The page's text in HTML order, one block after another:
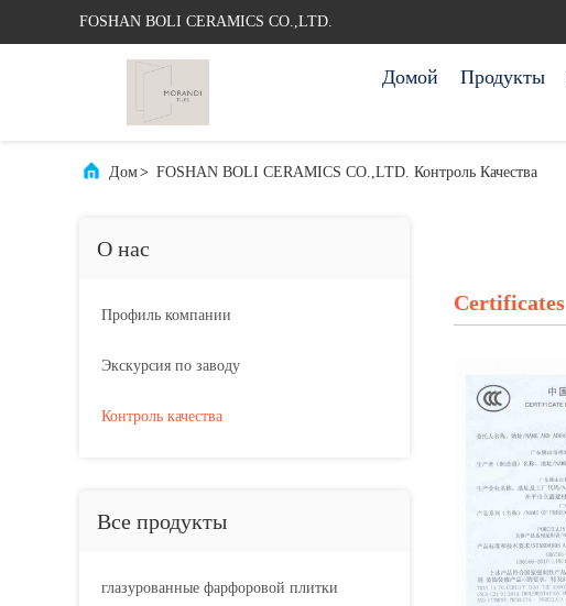
FOSHAN BOLI CERAMICS CO.,LTD.
Домой Продукты
Дом> FOSHAN BOLI CERAMICS CO.,LTD. Контроль Качества
О нас
Профиль компании
Экскурсия по заводу
Контроль качества
Все продукты
глазурованные фарфоровой плитки
Certificates